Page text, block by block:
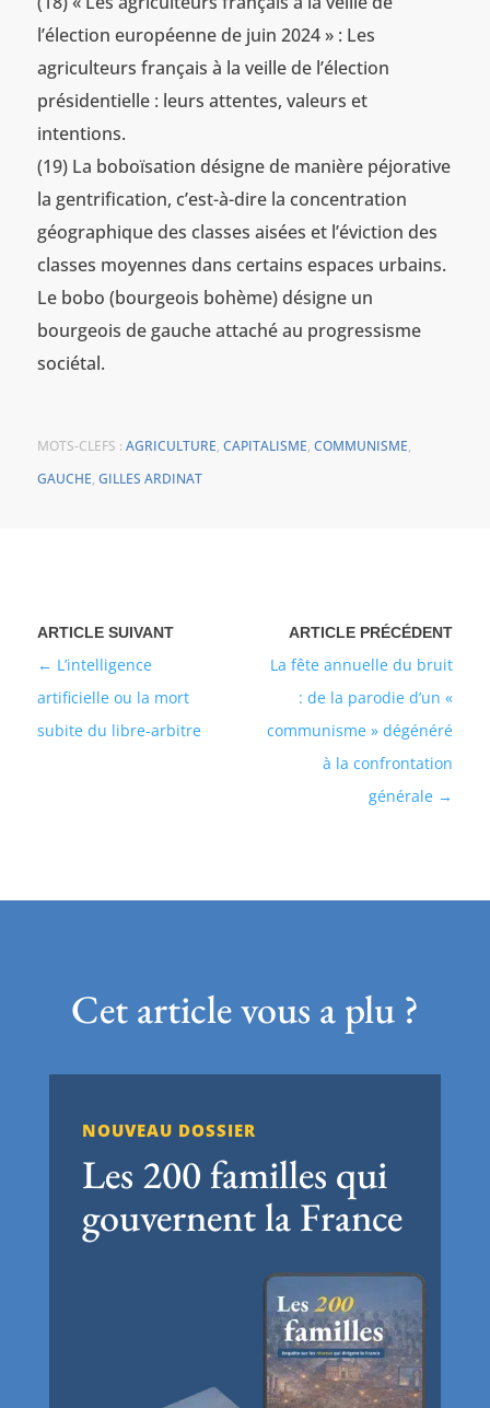
l’élection européenne de juin 2024 » : Les
agriculteurs français à la veille de l’élection
présidentielle : leurs attentes, valeurs et
intentions.
(19) La boboïsation désigne de manière péjorative
la gentrification, c’est-à-dire la concentration
géographique des classes aisées et l’éviction des
classes moyennes dans certains espaces urbains.
Le bobo (bourgeois bohème) désigne un
bourgeois de gauche attaché au progressisme
sociétal.
MOTS-CLEFS : AGRICULTURE, CAPITALISME, COMMUNISME,
GAUCHE, GILLES ARDINAT
La fête annuelle du bruit
: de la parodie d’un «
communisme » dégénéré
à la confrontation
générale
L’intelligence
artificielle ou la mort
subite du libre-arbitre
Cet article vous a plu ?
NOUVEAU DOSSIER
Les 200 familles qui
gouvernent la France